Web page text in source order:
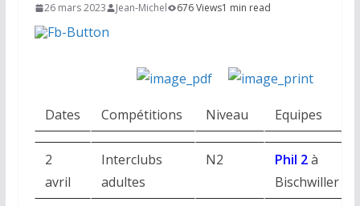
26 mars 2023 Jean-Michel 676 Views1 min read
Dates Compétitions Niveau Equipes
2
avril
Interclubs
adultes
N2 Phil 2à
Bischwiller